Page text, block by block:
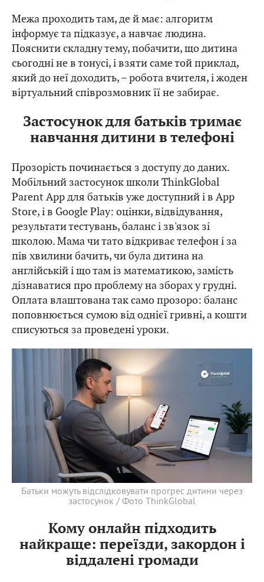
Межа проходить там, де й має: алгоритм
інформує та підказує, а навчає людина.
Пояснити складну тему, побачити, що дитина
сьогодні не в тонусі, і взяти саме той приклад,
який до неї доходить, – робота вчителя, і жоден
віртуальний співрозмовник її не забирає.
Застосунок для батьків тримає
навчання дитини в телефоні
Прозорість починається з доступу до даних.
Мобільний застосунок школи ThinkGlobal
Parent App для батьків уже доступний і в App
Store, і в Google Play: оцінки, відвідування,
результати тестувань, баланс і зв'язок зі
школою. Мама чи тато відкриває телефон і за
пів хвилини бачить, чи була дитина на
англійській і що там із математикою, замість
дізнаватися про проблему на зборах у грудні.
Оплата влаштована так само прозоро: баланс
поповнюється сумою від однієї гривні, а кошти
списуються за проведені уроки.
Батьки можуть відслідковувати прогрес дитини через
застосунок / Фото ThinkGlobal
Кому онлайн підходить
найкраще: переїзди, закордон і
віддалені громади